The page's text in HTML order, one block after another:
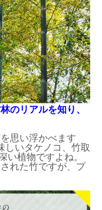
のリアルを知り、
思い浮かべます
いタケノコ、竹取
い植物ですよね。
れた竹ですが、プ